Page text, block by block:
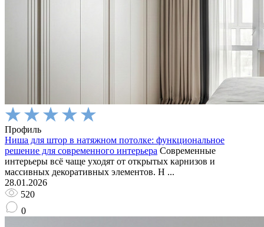
Профиль
Ниша для штор в натяжном потолке: функциональное
решение для современного интерьера Современные
интерьеры всё чаще уходят от открытых карнизов и
массивных декоративных элементов. Н ...
28.01.2026
520
0